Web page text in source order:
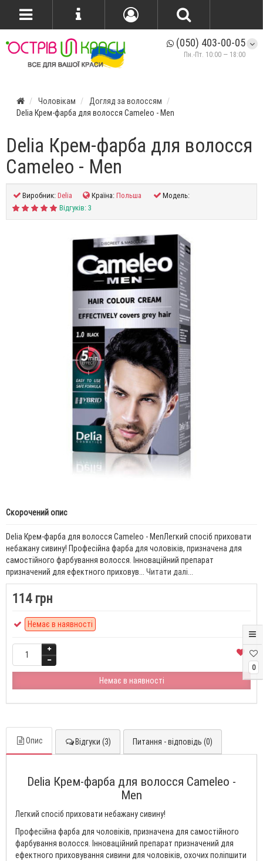
0
(050) 403-00-05
Пн.-Пт. 10:00 — 18:00
Чоловікам
Догляд за волоссям
Delia Крем-фарба для волосся Сameleo - Men
Delia Крем-фарба для волосся
Сameleo - Men
Виробник:Delia Країна:Польша
Модель:
Відгуків: 3
Скорочений опис
Delia Крем-фарба для волосся Сameleo - MenЛегкий спосіб приховати
небажану сивину! Професійна фарба для чоловіків, призначена для
самостійного фарбування волосся. Інноваційний препарат
призначений для ефектного приховув... Читати далі...
114 грн
Немає в наявності
Немає в наявності
Опис Відгуки (3) Питання - відповідь (0)
Delia Крем-фарба для волосся Сameleo -
Men
Легкий спосіб приховати небажану сивину!
Професійна фарба для чоловіків, призначена для самостійного
фарбування волосся. Інноваційний препарат призначений для
ефектного приховування сивини для чоловіків, охочих поліпшити